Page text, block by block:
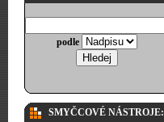
podle
SMYČCOVÉ NÁSTROJE: